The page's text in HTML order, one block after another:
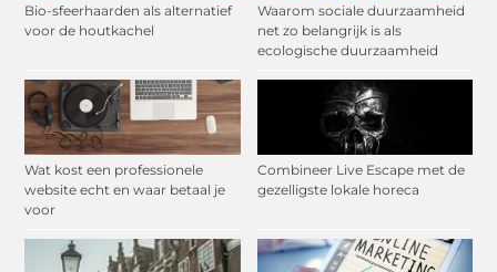
Bio-sfeerhaarden als alternatief
voor de houtkachel
Waarom sociale duurzaamheid
net zo belangrijk is als
ecologische duurzaamheid
Wat kost een professionele
website echt en waar betaal je
voor
Combineer Live Escape met de
gezelligste lokale horeca